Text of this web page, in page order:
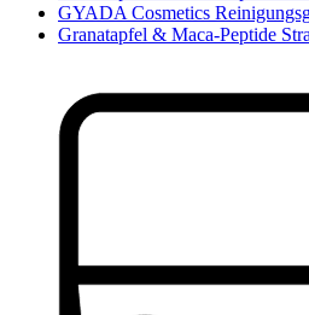
GYADA Cosmetics
Granatapfel & Maca-Peptide